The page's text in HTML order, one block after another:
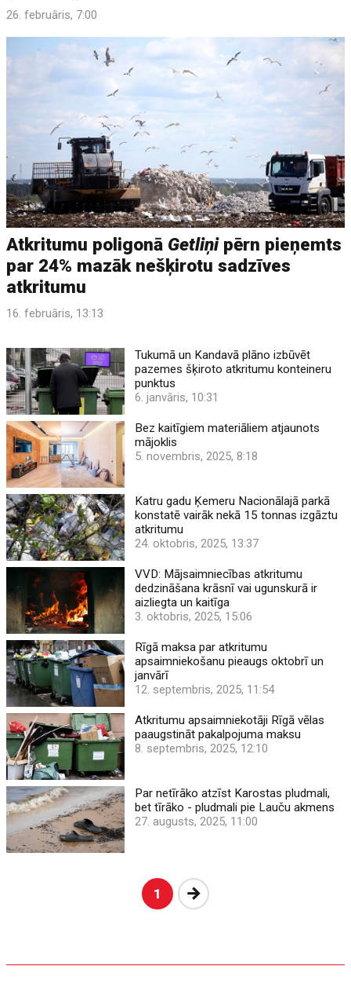
26. februāris, 7:00
Atkritumu poligonā Getliņipērn pieņemts
par 24% mazāk nešķirotu sadzīves
atkritumu
16. februāris, 13:13
Tukumā un Kandavā plāno izbūvēt
pazemes šķiroto atkritumu konteineru
punktus
6. janvāris, 10:31
Bez kaitīgiem materiāliem atjaunots
mājoklis
5. novembris, 2025, 8:18
Katru gadu Ķemeru Nacionālajā parkā
konstatē vairāk nekā 15 tonnas izgāztu
atkritumu
24. oktobris, 2025, 13:37
VVD: Mājsaimniecības atkritumu
dedzināšana krāsnī vai ugunskurā ir
aizliegta un kaitīga
3. oktobris, 2025, 15:06
Rīgā maksa par atkritumu
apsaimniekošanu pieaugs oktobrī un
janvārī
12. septembris, 2025, 11:54
Atkritumu apsaimniekotāji Rīgā vēlas
paaugstināt pakalpojuma maksu
8. septembris, 2025, 12:10
Par netīrāko atzīst Karostas pludmali,
bet tīrāko - pludmali pie Lauču akmens
27. augusts, 2025, 11:00
1 Nākošā